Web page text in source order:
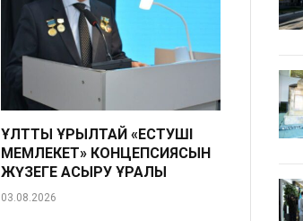
ҰЛТТЫҚ ҚҰРЫЛТАЙ «ЕСТУШІ
МЕМЛЕКЕТ» КОНЦЕПСИЯСЫН
ЖҮЗЕГЕ АСЫРУ ҚҰРАЛЫ
03.08.2026